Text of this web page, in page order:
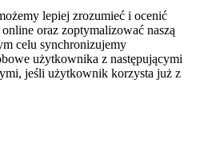
lepiej zrozumieć i ocenić
oraz zoptymalizować naszą
celu synchronizujemy
użytkownika z następującymi
jeśli użytkownik korzysta już z